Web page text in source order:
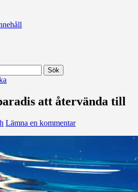
att återvända till
Lämna en kommentar